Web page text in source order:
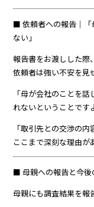
■ 依頼者への報告｜「
ない」
報告書をお渡しした際、
依頼者は強い不安を見
「母が会社のことを
れないということです
「取引先との交渉の
ここまで深刻な理由が
■ 母親への報告と今後
母親にも調査結果を報